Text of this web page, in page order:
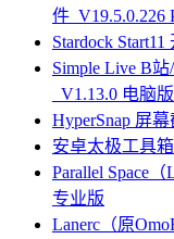
件_V19.5.0.226
Stardock
Simple Live B
_V1.13.0 电脑
HyperSnap 屏
安卓太极工具
Parallel Space
专业版
Lanerc（原